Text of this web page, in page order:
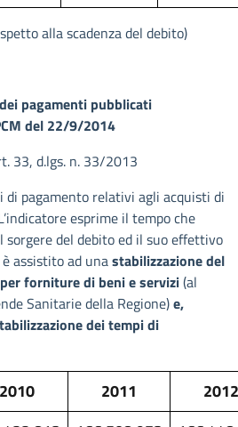
alla scadenza del debito)
pagamenti pubblicati
del 22/9/2014
33, d.lgs. n. 33/2013
di pagamento relativi agli acquisti di
esprime il tempo che
del debito ed il suo effettivo
assistito ad unastabilizzazione del
forniture di beni e servizi(al
Sanitarie della Regione)e,
dei tempi di
2010 2011
2012